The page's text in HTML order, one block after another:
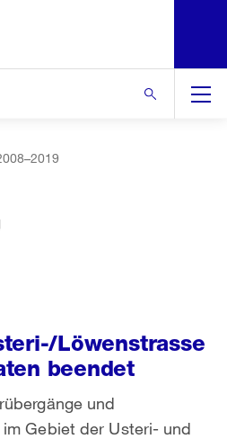
Löwenstrasse
beendet
und
Gebiet der Usteri- und